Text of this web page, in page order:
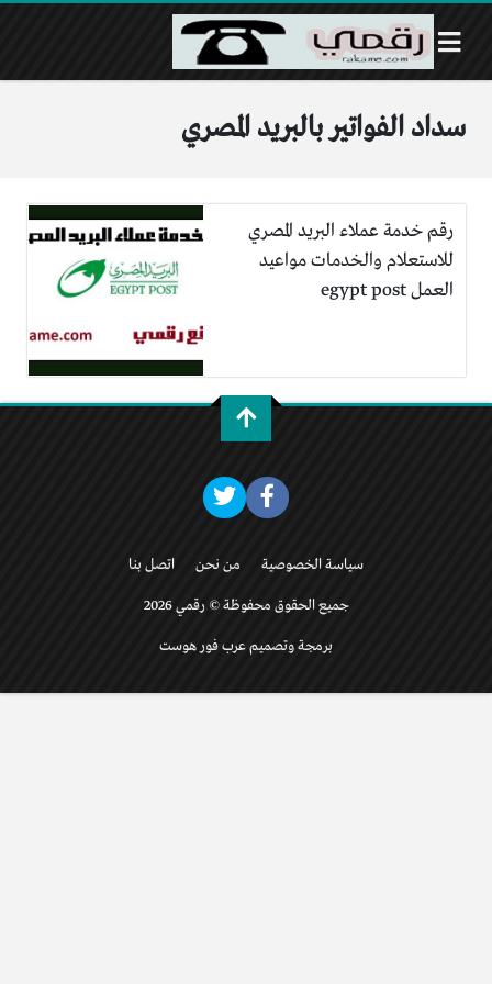
سداد الفواتير بالبريد المصري
رقم خدمة عملاء البريد المصري
للاستعلام والخدمات مواعيد
العمل egypt post
سياسة الخصوصية من نحن اتصل بنا
جميع الحقوق محفوظة © رقمي 2026
برمجة وتصميم عرب فور هوست